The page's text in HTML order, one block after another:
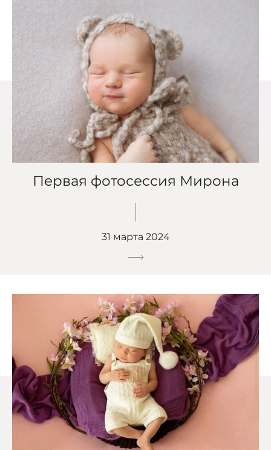
Первая фотосессия Мирона
31 марта 2024